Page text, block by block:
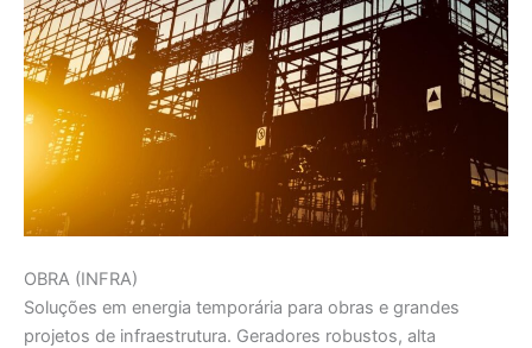
OBRA (INFRA)
Soluções em energia temporária para obras e grandes
projetos de infraestrutura. Geradores robustos, alta